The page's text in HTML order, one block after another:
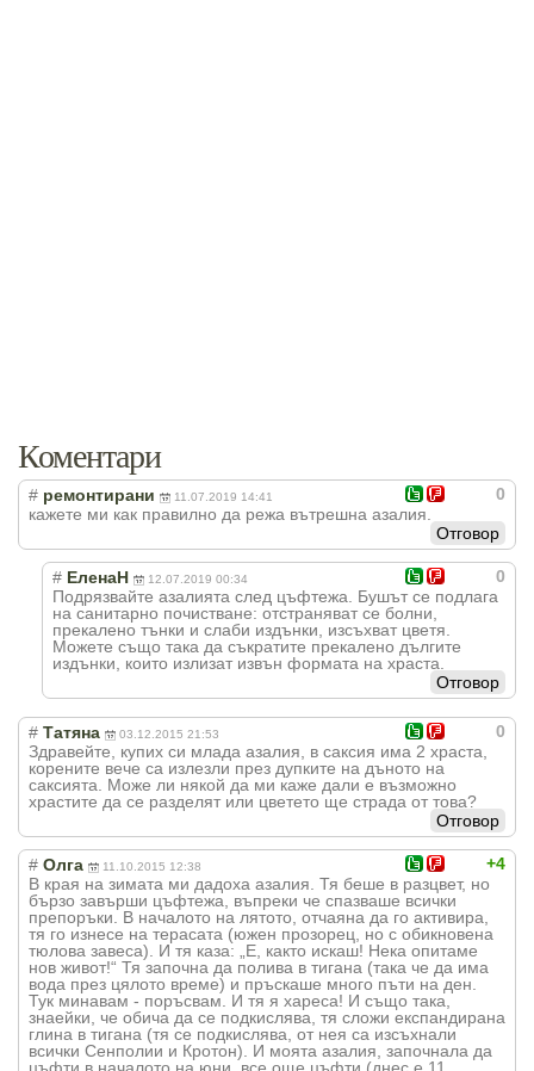
Коментари
0
# ремонтирани 11.07.2019 14:41
кажете ми как правилно да режа вътрешна азалия.
Отговор
0
# ЕленаН 12.07.2019 00:34
Подрязвайте азалията след цъфтежа. Бушът се подлага
на санитарно почистване: отстраняват се болни,
прекалено тънки и слаби издънки, изсъхват цветя.
Можете също така да съкратите прекалено дългите
издънки, които излизат извън формата на храста.
Отговор
0
# Татяна 03.12.2015 21:53
Здравейте, купих си млада азалия, в саксия има 2 храста,
корените вече са излезли през дупките на дъното на
саксията. Може ли някой да ми каже дали е възможно
храстите да се разделят или цветето ще страда от това?
Отговор
+4
# Олга 11.10.2015 12:38
В края на зимата ми дадоха азалия. Тя беше в разцвет, но
бързо завърши цъфтежа, въпреки че спазваше всички
препоръки. В началото на лятото, отчаяна да го активира,
тя го изнесе на терасата (южен прозорец, но с обикновена
тюлова завеса). И тя каза: „Е, както искаш! Нека опитаме
нов живот!“ Тя започна да полива в тигана (така че да има
вода през цялото време) и пръскаше много пъти на ден.
Тук минавам - поръсвам. И тя я хареса! И също така,
знаейки, че обича да се подкислява, тя сложи експандирана
глина в тигана (тя се подкислява, от нея са изсъхнали
всички Сенполии и Кротон). И моята азалия, започнала да
цъфти в началото на юни, все още цъфти (днес е 11